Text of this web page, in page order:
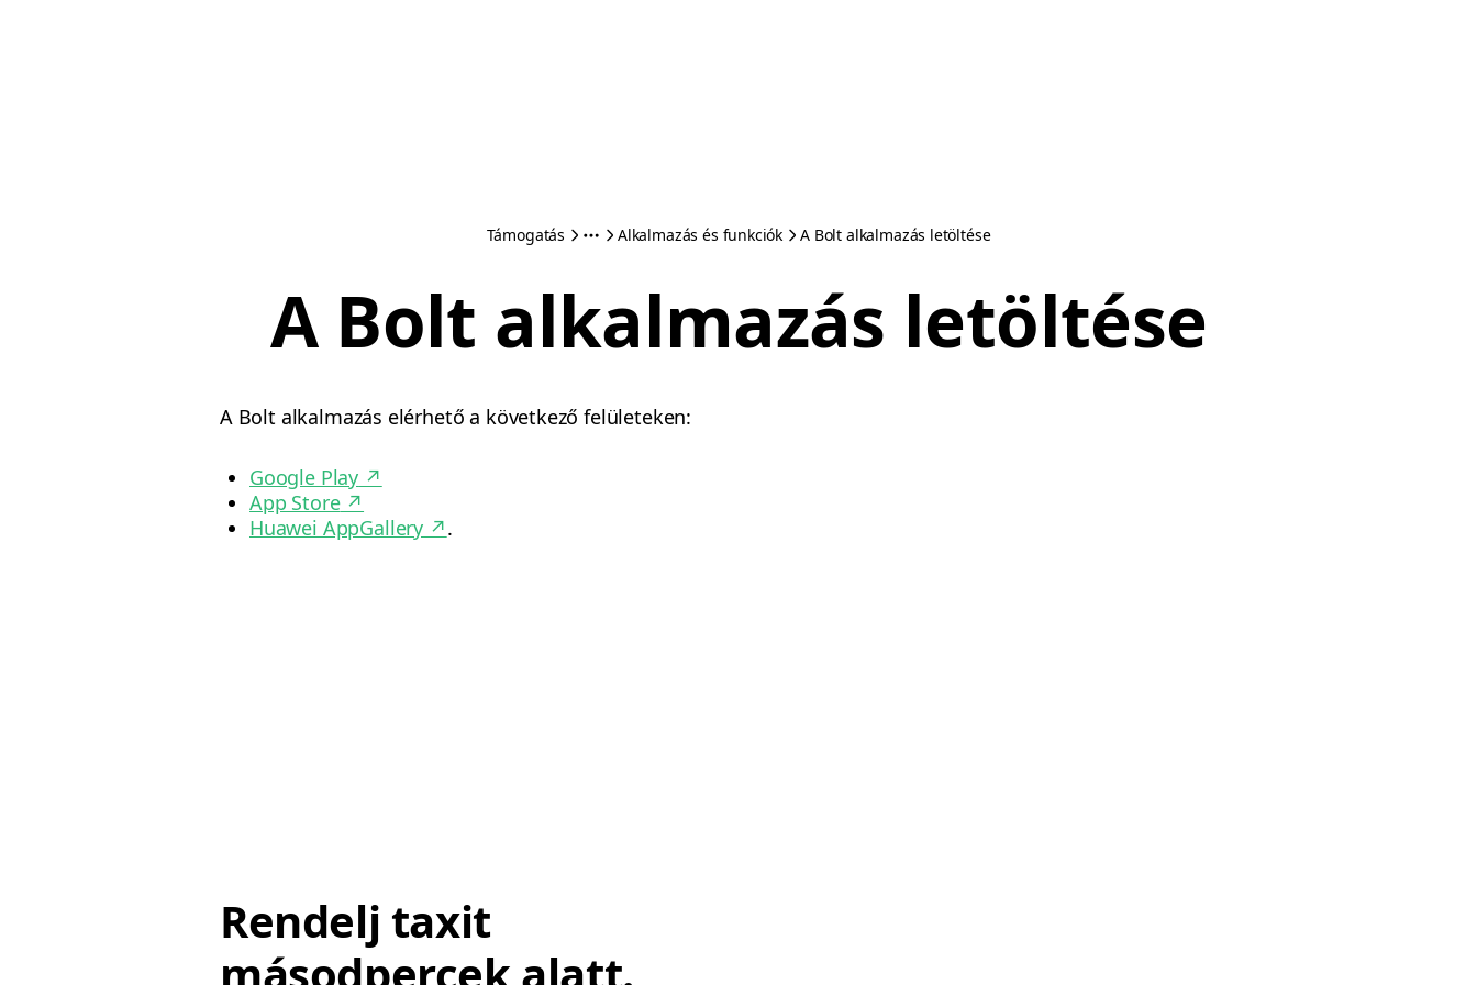
Támogatás Alkalmazás és funkciók A Bolt alkalmazás letöltése
A Bolt alkalmazás letöltése
A Bolt alkalmazás elérhető a következő felületeken:
Google Play ↗
App Store↗
Huawei AppGallery ↗.
Rendelj taxit